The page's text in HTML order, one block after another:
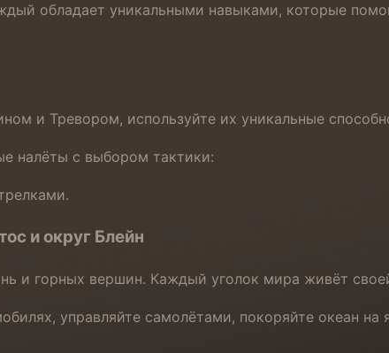
обладает уникальными навыками, которые
и Тревором, используйте их уникальные
налёты с выбором тактики:
и округ Блейн
и горных вершин. Каждый уголок мира живёт
управляйте самолётами, покоряйте океан на